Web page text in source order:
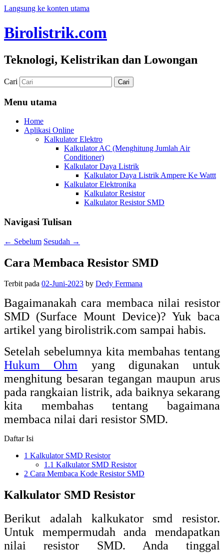
Langsung ke konten utama
Birolistrik.com
Teknologi, Kelistrikan dan Lowongan
Cari
Menu utama
Home
Aplikasi Online
Kalkulator Elektro
Kalkulator AC (Menghitung Jumlah Air
Conditioner)
Kalkulator Daya Listrik
Kalkulator Daya Listrik Ampere Ke Wattt
Kalkulator Elektronika
Kalkulator Resistor
Kalkulator Resistor SMD
Navigasi Tulisan
← Sebelum Sesudah →
Cara Membaca Resistor SMD
Terbit pada 02-Juni-2023 by Dedy Fermana
Bagaimanakah cara membaca nilai resistor
SMD (Surface Mount Device)? Yuk baca
artikel yang birolistrik.com sampai habis.
Setelah sebelumnya kita membahas tentang
Hukum Ohm yang digunakan untuk
menghitung besaran tegangan maupun arus
pada rangkaian listrik, ada baiknya sekarang
kita membahas tentang bagaimana
membaca nilai dari resistor SMD.
Daftar Isi
1 Kalkulator SMD Resistor
1.1 Kalkulator SMD Resistor
2 Cara Membaca Kode Resistor SMD
Kalkulator SMD Resistor
Berikut adalah kalkukator smd resistor.
Untuk mempermudah anda mendapatkan
nilai resistor SMD. Anda tinggal